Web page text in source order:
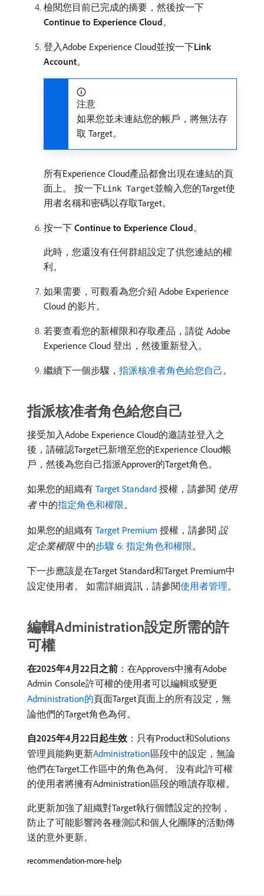
檢閱您目前已完成的摘要，然後按一下​
Continue to Experience Cloud。
登入Adobe Experience Cloud並按一下​Link
Account。
注意
如果您並未連結您的帳戶，將無法存
取 Target。
所有Experience Cloud產品都會出現在連結的頁
面上。 按一下Link Target並輸入您的Target使
用者名稱和密碼以存取Target。
按一下 Continue to Experience Cloud。
此時，您還沒有任何群組設定了供您連結的權
利。
如果需要，可觀看為您介紹 Adobe Experience
Cloud 的影片。
若要查看您的新權限和存取產品，請從 Adobe
Experience Cloud 登出，然後重新登入。
繼續下一個步驟， 指派核准者角色給您自己。
指派核准者角色給您自己
接受加入Adobe Experience Cloud的邀請並登入之
後，請確認Target已新增至您的Experience Cloud帳
戶，然後為您自己指派Approver的Target角色。
如果您的組織有 Target Standard 授權，請參閱​ 使用
者​中的指定角色和權限。
如果您的組織有 Target Premium 授權，請參閱​ 設
定企業權限​中的步驟 6: 指定角色和權限。
下一步應該是在Target Standard和Target Premium中
設定使用者。 如需詳細資訊，請參閱使用者管理。
編輯Administration設定所需的許
可權
在2025年4月22日之前 ：在Approvers中擁有Adobe
Admin Console許可權的使用者可以編輯或變更
Administration的頁面Target頁面上的所有設定，無
論他們的Target角色為何。
自2025年4月22日起生效 ：只有Product和Solutions
管理員能夠更新Administration區段中的設定，無論
他們在Target工作區中的角色為何。 沒有此許可權
的使用者將擁有Administration區段的唯讀存取權。
此更新加強了組織對Target執行個體設定的控制，
防止了可能影響跨各種測試和個人化團隊的活動傳
送的意外更新。
recommendation-more-help